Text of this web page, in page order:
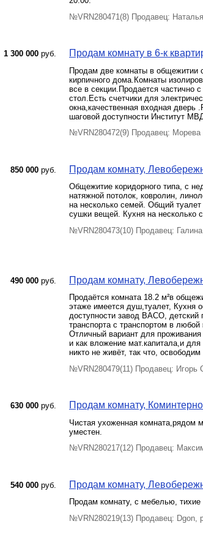
№VRN280471(8) Продавец:
1 300 000 руб. Продам комнату в 6-к
Продам две комнаты в общежитии
кирпичного дома.Комнаты
все в секции.Продается частично
стол.Есть счетчики для
окна,качественная входная
шаговой доступности Институт
№VRN280472(9) Продавец:
850 000 руб. Продам комнату,
Общежитие коридорного типа, с
натяжной потолок, ковролин,
на несколько семей. Общий
сушки вещей. Кухня на несколько
№VRN280473(10) Продавец:
490 000 руб. Продам комнату,
Продаётся комната 18.2 м²в
этаже имеется душ,туалет, Кухня
доступности завод ВАСО, детский
транспорта с транспортом в
Отличный вариант для
и как вложение мат.капитала,и
никто не живёт, так что,
№VRN280479(11) Продавец: Игорь
630 000 руб. Продам комнату,
Чистая ухоженная комната,рядом
уместен.
№VRN280217(12) Продавец:
540 000 руб. Продам комнату,
Продам комнату, с мебелью,
№VRN280219(13) Продавец: Dgon,